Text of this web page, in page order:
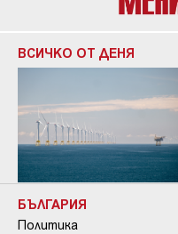
ВСИЧКО ОТ ДЕНЯ
БЪЛГАРИЯ
Политика